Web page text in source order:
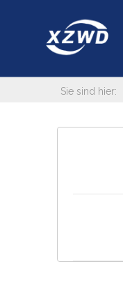
Sie sind hier: